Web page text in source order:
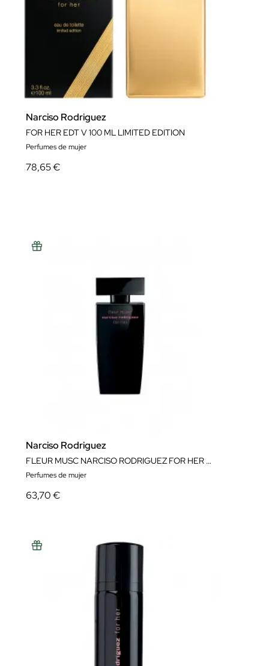
Narciso Rodriguez
FOR HER EDT V 100 ML LIMITED EDITION
Perfumes de mujer
78,65 €
Narciso Rodriguez
FLEUR MUSC NARCISO RODRIGUEZ FOR HER EDP GENEROUS
Perfumes de mujer
63,70 €